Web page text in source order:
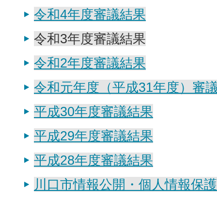
令和4年度審議結果
令和3年度審議結果
令和2年度審議結果
令和元年度（平成31年度）審
平成30年度審議結果
平成29年度審議結果
平成28年度審議結果
川口市情報公開・個人情報保